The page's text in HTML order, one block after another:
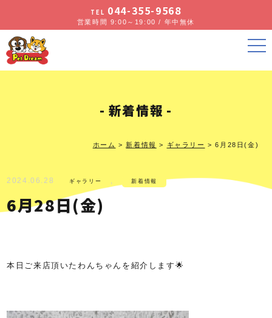
TEL 044-355-9568
営業時間 9:00～19:00 / 年中無休
新着情報
ホーム > 新着情報 > ギャラリー >6月28日(金)
2024.06.28 ギャラリー 新着情報
6月28日(金)
本日ご来店頂いたわんちゃんを紹介します🌟